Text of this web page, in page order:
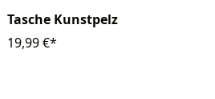
Tasche Kunstpelz
19,99 €*